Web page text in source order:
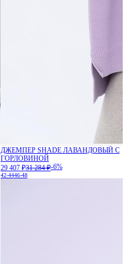
ДЖЕМПЕР SHADE ЛАВАНДОВЫЙ С
ГОРЛОВИНОЙ
29 407 ₽31 284 ₽-6%
42-4446-48